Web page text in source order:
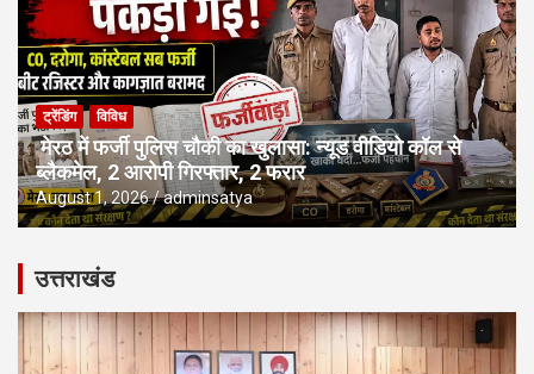
ट्रेंडिंग विविध
मेरठ में फर्जी पुलिस चौकी का खुलासा: न्यूड वीडियो कॉल से
ब्लैकमेल, 2 आरोपी गिरफ्तार, 2 फरार
August 1, 2026 adminsatya
उत्तराखंड